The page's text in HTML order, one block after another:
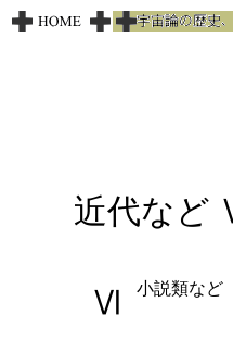
近代など
Ⅵ 小説類など